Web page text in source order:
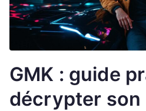
GMK : guide
décrypter son